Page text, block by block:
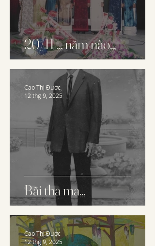
20/11 ,,, năm nào,,,
Bãi tha ma,,,
Cao Thị Được
12 thg 9, 2025
Cao Thị Được
12 thg 9, 2025